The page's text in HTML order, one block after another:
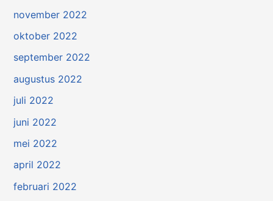
november 2022
oktober 2022
september 2022
augustus 2022
juli 2022
juni 2022
mei 2022
april 2022
februari 2022